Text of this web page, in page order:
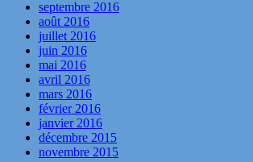
septembre 2016
août 2016
juillet 2016
juin 2016
mai 2016
avril 2016
mars 2016
février 2016
janvier 2016
décembre 2015
novembre 2015